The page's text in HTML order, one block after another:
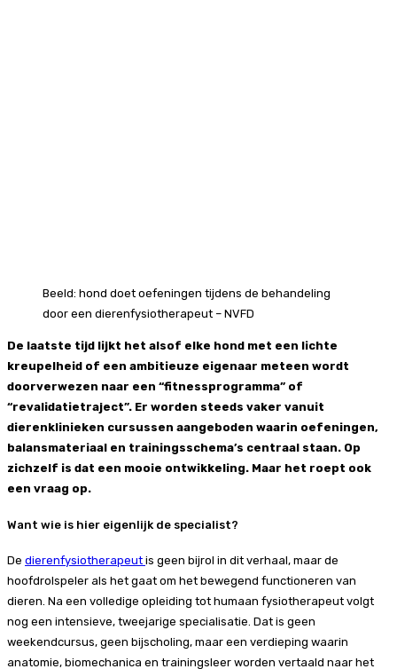
Beeld: hond doet oefeningen tijdens de behandeling
door een dierenfysiotherapeut – NVFD
De laatste tijd lijkt het alsof elke hond met een lichte
kreupelheid of een ambitieuze eigenaar meteen wordt
doorverwezen naar een “fitnessprogramma” of
“revalidatietraject”. Er worden steeds vaker vanuit
dierenklinieken cursussen aangeboden waarin oefeningen,
balansmateriaal en trainingsschema’s centraal staan. Op
zichzelf is dat een mooie ontwikkeling. Maar het roept ook
een vraag op.
Want wie is hier eigenlijk de specialist?
De dierenfysiotherapeut is geen bijrol in dit verhaal, maar de
hoofdrolspeler als het gaat om het bewegend functioneren van
dieren. Na een volledige opleiding tot humaan fysiotherapeut volgt
nog een intensieve, tweejarige specialisatie. Dat is geen
weekendcursus, geen bijscholing, maar een verdieping waarin
anatomie, biomechanica en trainingsleer worden vertaald naar het